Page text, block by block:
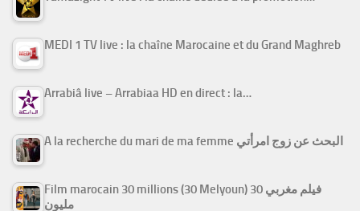
MEDI 1 TV live : la chaîne Marocaine et du Grand Maghreb
Arrabiâ live – Arrabiaa HD en direct : la…
A la recherche du mari de ma femme البحث عن زوج امرأتي
Film marocain 30 millions (30 Melyoun) فيلم مغربي 30
مليون